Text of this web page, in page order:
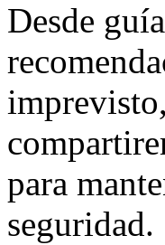
Desde
para
seguridad.